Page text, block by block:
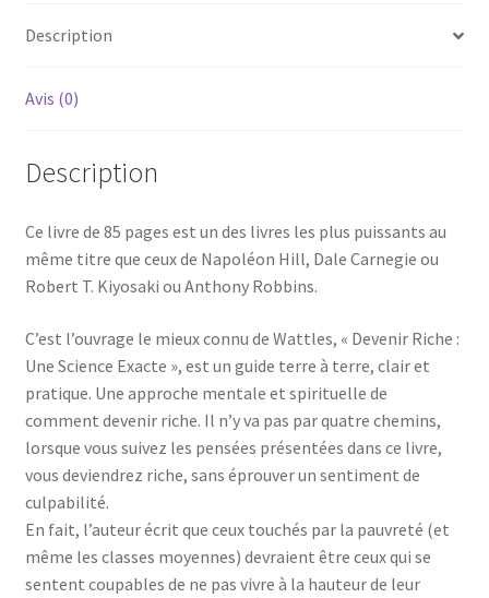
Wallace
Wattles
Description
Avis (0)
Description
Ce livre de 85 pages est un des livres les plus puissants au
même titre que ceux de Napoléon Hill, Dale Carnegie ou
Robert T. Kiyosaki ou Anthony Robbins.
C’est l’ouvrage le mieux connu de Wattles, « Devenir Riche :
Une Science Exacte », est un guide terre à terre, clair et
pratique. Une approche mentale et spirituelle de
comment devenir riche. Il n’y va pas par quatre chemins,
lorsque vous suivez les pensées présentées dans ce livre,
vous deviendrez riche, sans éprouver un sentiment de
culpabilité.
En fait, l’auteur écrit que ceux touchés par la pauvreté (et
même les classes moyennes) devraient être ceux qui se
sentent coupables de ne pas vivre à la hauteur de leur